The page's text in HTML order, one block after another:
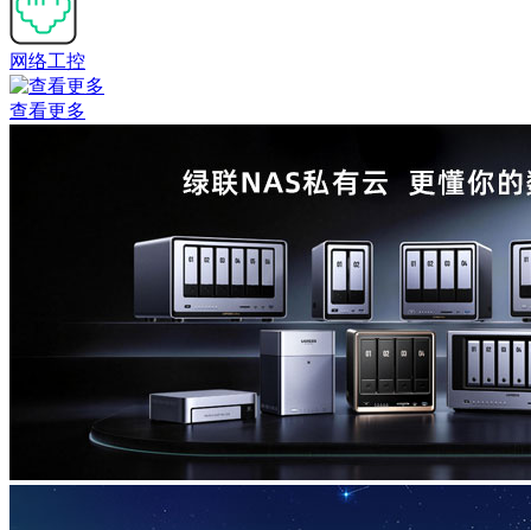
网络工控
查看更多